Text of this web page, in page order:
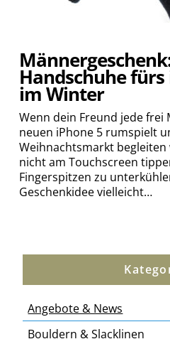
Handschuhe fürs
im Winter
Wenn dein Freund jede frei
neuen iPhone 5 rumspielt
Weihnachtsmarkt
nicht am Touchscreen
Fingerspitzen zu
Geschenkidee vielleicht…
Angebote & News
Bouldern & Slacklinen